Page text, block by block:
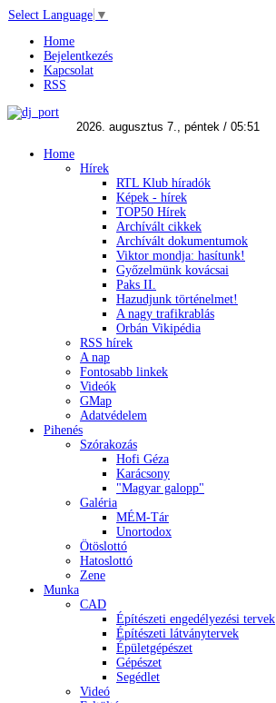
Select Language ▼
Home
Bejelentkezés
Kapcsolat
RSS
Home
Hírek
RTL Klub híradók
Képek - hírek
TOP50 Hírek
Archívált cikkek
Archívált dokumentumok
Viktor mondja: hasítunk!
Győzelmünk kovácsai
Paks II.
Hazudjunk történelmet!
A nagy trafikrablás
Orbán Vikipédia
RSS hírek
A nap
Fontosabb linkek
Videók
GMap
Adatvédelem
Pihenés
Szórakozás
Hofi Géza
Karácsony
"Magyar galopp"
Galéria
MÉM-Tár
Unortodox
Ötöslottó
Hatoslottó
Zene
Munka
CAD
Építészeti engedélyezési tervek
Építészeti látványtervek
Épületgépészet
Gépészet
Segédlet
Videó